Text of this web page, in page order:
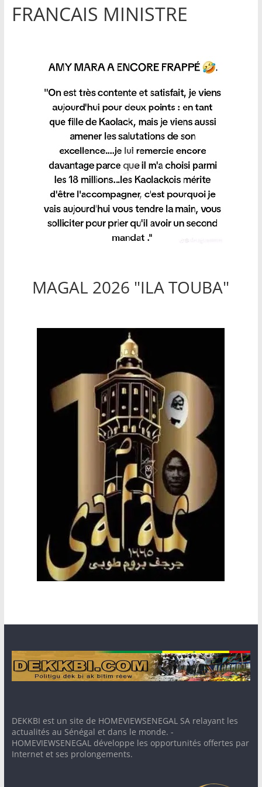
FRANCAIS MINISTRE
MAGAL 2026 "ILA TOUBA"
DEKKBI est un site de HOMEVIEWSENEGAL SA relayant les
actualités au Sénégal et dans le monde. -
HOMEVIEWSENEGAL développe les opportunités offertes par
Internet et ses prolongements.